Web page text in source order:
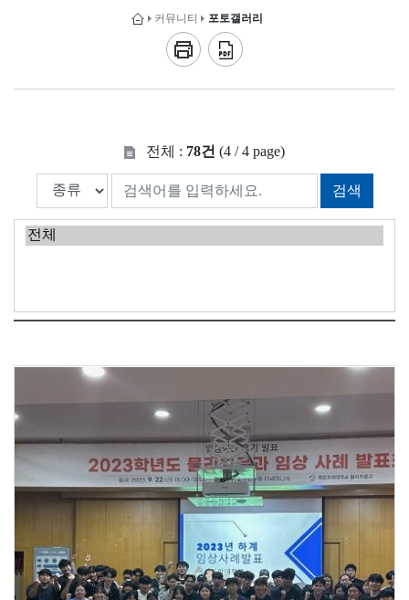
커뮤니티 포토갤러리
전체 : 78건 (4 / 4 page)
검색